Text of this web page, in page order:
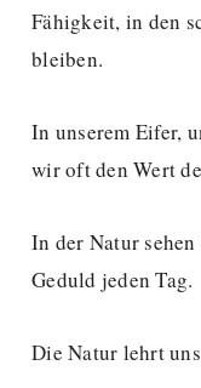
Fähigkeit, in den
bleiben.
In unserem Eifer,
wir oft den Wert
In der Natur
Geduld jeden Tag.
Die Natur lehrt